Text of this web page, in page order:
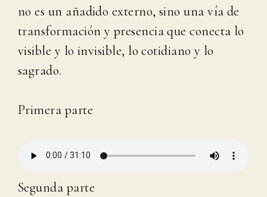
no es un añadido externo, sino una vía de
transformación y presencia que conecta lo
visible y lo invisible, lo cotidiano y lo
sagrado.
Primera parte
Segunda parte